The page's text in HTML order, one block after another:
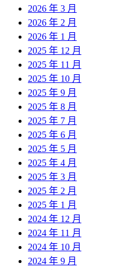
2026 年 3 月
2026 年 2 月
2026 年 1 月
2025 年 12 月
2025 年 11 月
2025 年 10 月
2025 年 9 月
2025 年 8 月
2025 年 7 月
2025 年 6 月
2025 年 5 月
2025 年 4 月
2025 年 3 月
2025 年 2 月
2025 年 1 月
2024 年 12 月
2024 年 11 月
2024 年 10 月
2024 年 9 月